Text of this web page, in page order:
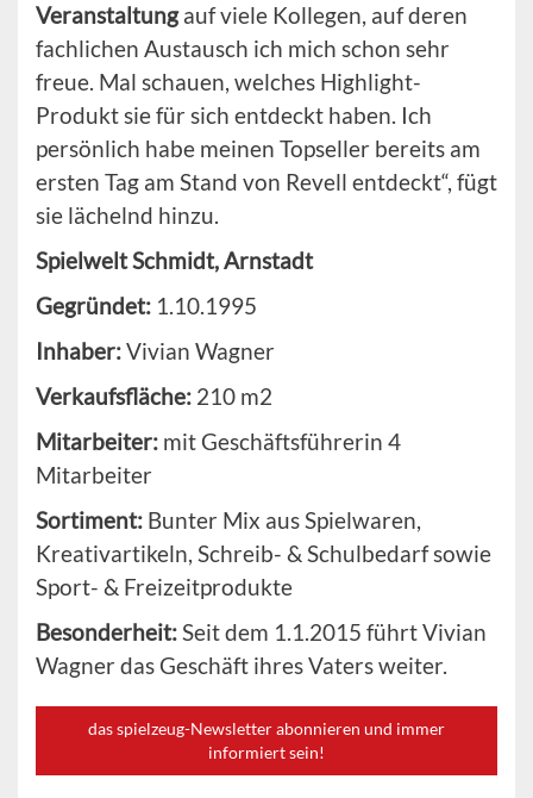
Veranstaltungauf viele Kollegen, auf deren
fachlichen Austausch ich mich schon sehr
freue. Mal schauen, welches Highlight-
Produkt sie für sich entdeckt haben. Ich
persönlich habe meinen Topseller bereits am
ersten Tag am Stand von Revell entdeckt“, fügt
sie lächelnd hinzu.
Spielwelt Schmidt, Arnstadt
Gegründet: 1.10.1995
Inhaber:Vivian Wagner
Verkaufsfläche: 210 m2
Mitarbeiter: mit Geschäftsführerin 4
Mitarbeiter
Sortiment: Bunter Mix aus Spielwaren,
Kreativartikeln, Schreib- & Schulbedarf sowie
Sport- & Freizeitprodukte
Besonderheit:Seit dem 1.1.2015 führt Vivian
Wagner das Geschäft ihres Vaters weiter.
das spielzeug-Newsletter abonnieren und immer
informiert sein!